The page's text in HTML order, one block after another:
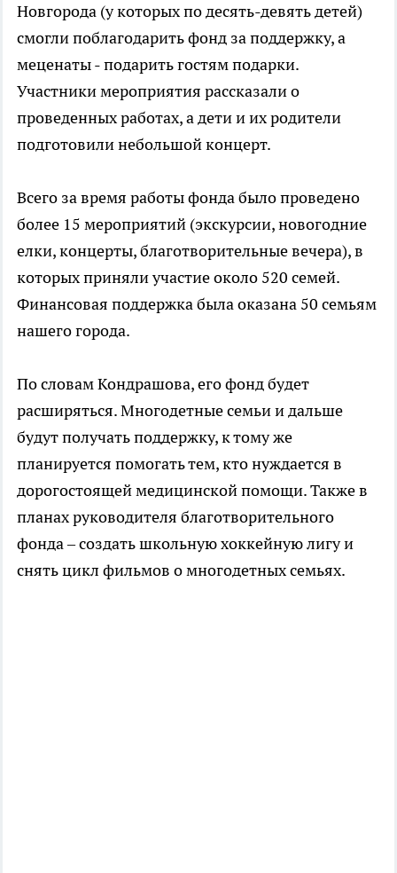
Новгорода (у которых по десять-девять детей)
смогли поблагодарить фонд за поддержку, а
меценаты - подарить гостям подарки.
Участники мероприятия рассказали о
проведенных работах, а дети и их родители
подготовили небольшой концерт.
Всего за время работы фонда было проведено
более 15 мероприятий (экскурсии, новогодние
елки, концерты, благотворительные вечера), в
которых приняли участие около 520 семей.
Финансовая поддержка была оказана 50 семьям
нашего города.
По словам Кондрашова, его фонд будет
расширяться. Многодетные семьи и дальше
будут получать поддержку, к тому же
планируется помогать тем, кто нуждается в
дорогостоящей медицинской помощи. Также в
планах руководителя благотворительного
фонда – создать школьную хоккейную лигу и
снять цикл фильмов о многодетных семьях.